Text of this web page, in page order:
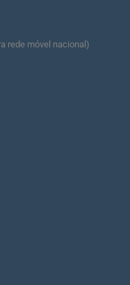
rede móvel nacional)